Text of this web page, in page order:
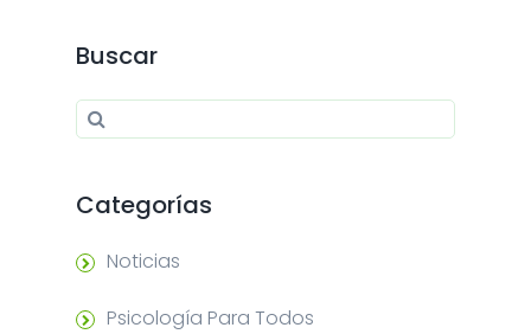
Buscar
Search for:
Categorías
Noticias
Psicología Para Todos